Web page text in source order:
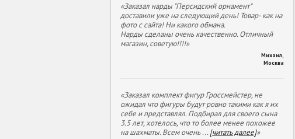
«Заказал нарды "Персидский орнамент"
доставили уже на следующий день! Товар- как на
фото с сайта! Ни какого обмана.
Нарды сделаны очень качественно. Отличный
магазин, советую!!!!»
Михаил
Москва
«Заказал комплект фигур Гроссмейстер, не
ожидал что фигуры будут ровно такими как я их
себе и представлял. Подбирал для своего сына
3.5 лет, хотелось, что то более менее похожее
на шахматы. Всем очень...[читать далее]»